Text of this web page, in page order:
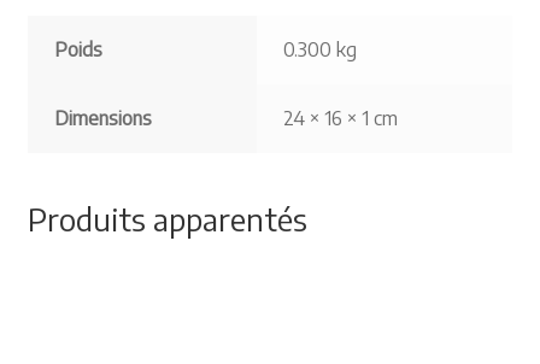
Poids 0.300 kg
Dimensions 24 × 16 × 1 cm
Produits apparentés